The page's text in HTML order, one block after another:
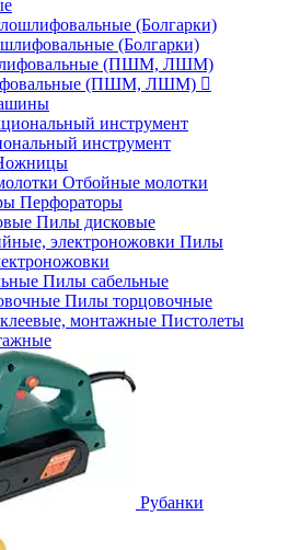
(Болгарки)
(ПШМ, ЛШМ)
инструмент
Отбойные молотки
Перфораторы
Пилы дисковые
Пилы
Пилы сабельные
Пилы торцовочные
Пистолеты
Рубанки